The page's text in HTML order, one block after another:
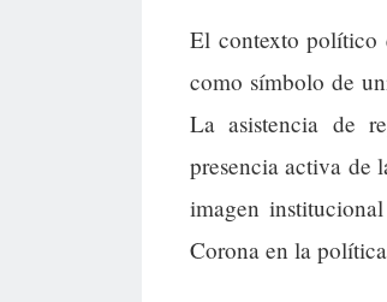
El contexto político
como símbolo de
La asistencia de
presencia activa de
imagen
Corona en la